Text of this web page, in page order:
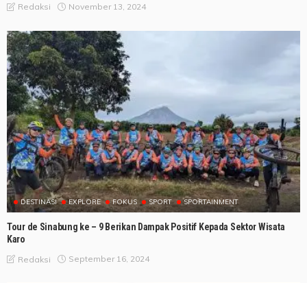
Redaksi November 13, 2024
DESTINASI EXPLORE FOKUS SPORT SPORTAINMENT
Tour de Sinabung ke – 9 Berikan Dampak Positif Kepada Sektor Wisata
Karo
Redaksi September 16, 2024